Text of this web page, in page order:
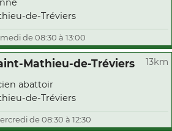
de-Tréviers
de 08:30 à 13:00
Mathieu-de-Tréviers 13km
abattoir
de-Tréviers
de 08:30 à 12:30